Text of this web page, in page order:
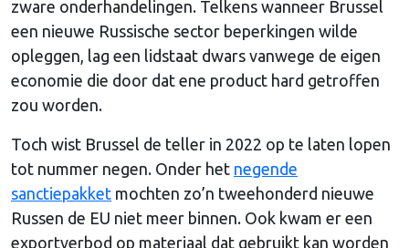
zware onderhandelingen. Telkens wanneer Brussel
een nieuwe Russische sector beperkingen wilde
opleggen, lag een lidstaat dwars vanwege de eigen
economie die door dat ene product hard getroffen
zou worden.
Toch wist Brussel de teller in 2022 op te laten lopen
tot nummer negen. Onder het negende
sanctiepakket mochten zo’n tweehonderd nieuwe
Russen de EU niet meer binnen. Ook kwam er een
exportverbod op materiaal dat gebruikt kan worden